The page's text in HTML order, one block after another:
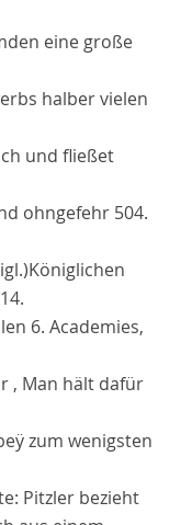
eine große
halber vielen
und fließet
ohngefehr 504.
Königlichen
6. Academies,
, Man hält dafür
zum wenigsten
Pitzler bezieht